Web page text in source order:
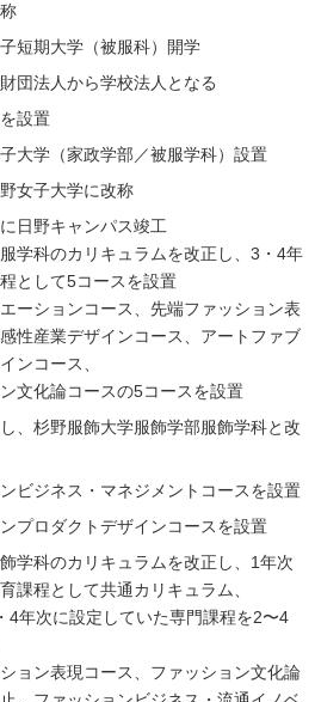
短期大学（被服科）開学
団法人から学校法人となる
設置
大学（家政学部／被服学科）設置
女子大学に改称
日野キャンパス竣工
学科のカリキュラムを改正し、3・4年
として5コースを設置
ーションコース、先端ファッション表
性産業デザインコース、アートファブ
ンコース、
文化論コースの5コースを設置
、杉野服飾大学服飾学部服飾学科と改
ビジネス・マネジメントコースを設置
プロダクトデザインコースを設置
学科のカリキュラムを改正し、1年次
課程として共通カリキュラム、
4年次に設定していた専門課程を2〜4
ョン表現コース、ファッション文化論